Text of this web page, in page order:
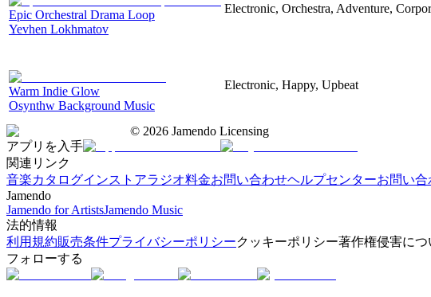
Epic Orchestral Drama Loop
Yevhen Lokhmatov
Electronic, Orchestra, Adventure,
Warm Indie Glow
Osynthw Background Music
Electronic, Happy, Upbeat
© 2026 Jamendo Licensing
アプリを入手
関連リンク
音楽カタログインストアラジオ料金お問い合わせヘルプセンターお問い合
Jamendo
Jamendo for ArtistsJamendo Music
法的情報
利用規約販売条件プライバシーポリシークッキーポリシー著作権侵害につ
フォローする